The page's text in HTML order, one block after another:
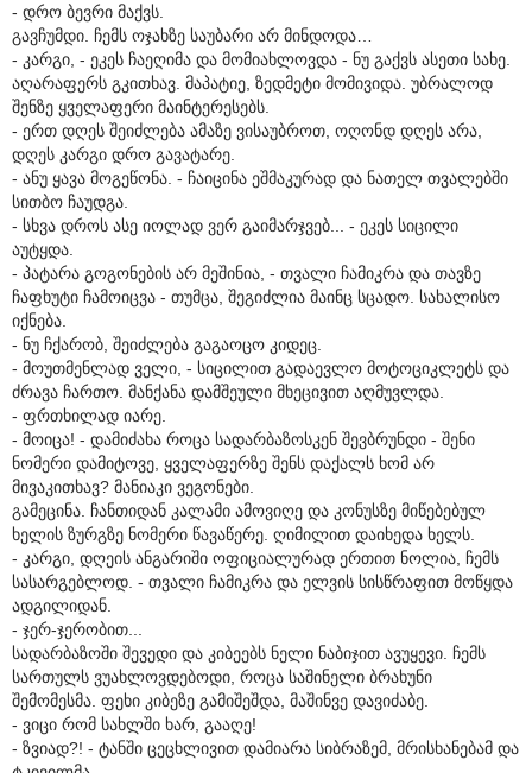
- დრო ბევრი მაქვს.
გავჩუმდი. ჩემს ოჯახზე საუბარი არ მინდოდა…
- კარგი, - ეკეს ჩაეღიმა და მომიახლოვდა - ნუ გაქვს ასეთი სახე.
აღარაფერს გკითხავ. მაპატიე, ზედმეტი მომივიდა. უბრალოდ
შენზე ყველაფერი მაინტერესებს.
- ერთ დღეს შეიძლება ამაზე ვისაუბროთ, ოღონდ დღეს არა,
დღეს კარგი დრო გავატარე.
- ანუ ყავა მოგეწონა. - ჩაიცინა ეშმაკურად და ნათელ თვალებში
სითბო ჩაუდგა.
- სხვა დროს ასე იოლად ვერ გაიმარჯვებ... - ეკეს სიცილი
აუტყდა.
- პატარა გოგონების არ მეშინია, - თვალი ჩამიკრა და თავზე
ჩაფხუტი ჩამოიცვა - თუმცა, შეგიძლია მაინც სცადო. სახალისო
იქნება.
- ნუ ჩქარობ, შეიძლება გაგაოცო კიდეც.
- მოუთმენლად ველი, - სიცილით გადაევლო მოტოციკლეტს და
ძრავა ჩართო. მანქანა დამშეული მხეცივით აღმუვლდა.
- ფრთხილად იარე.
- მოიცა! - დამიძახა როცა სადარბაზოსკენ შევბრუნდი - შენი
ნომერი დამიტოვე, ყველაფერზე შენს დაქალს ხომ არ
მივაკითხავ? მანიაკი ვეგონები.
გამეცინა. ჩანთიდან კალამი ამოვიღე და კონუსზე მიწებებულ
ხელის ზურგზე ნომერი წავაწერე. ღიმილით დაიხედა ხელს.
- კარგი, დღეის ანგარიში ოფიციალურად ერთით ნოლია, ჩემს
სასარგებლოდ. - თვალი ჩამიკრა და ელვის სისწრაფით მოწყდა
ადგილიდან.
- ჯერ-ჯერობით...
სადარბაზოში შევედი და კიბეებს ნელი ნაბიჯით ავუყევი. ჩემს
სართულს ვუახლოვდებოდი, როცა საშინელი ბრახუნი
შემომესმა. ფეხი კიბეზე გამიშეშდა, მაშინვე დავიძაბე.
- ვიცი რომ სახლში ხარ, გააღე!
- ზვიად?! - ტანში ცეცხლივით დამიარა სიბრაზემ, მრისხანებამ და